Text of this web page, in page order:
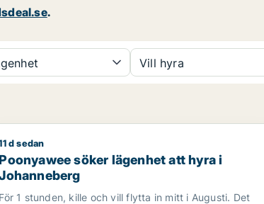
.
Vill hyra
eller Västra hisingen
söker lägenhet att hyra i
d sedan
söker lägenhet att hyra i
För 1 stunden, kille och vill flytta in mitt i Augusti. Det